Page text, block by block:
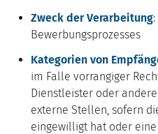
Zweck der Verarbeitung
Bewerbungsprozesses
Kategorien von
im Falle vorrangiger
Dienstleister oder
externe Stellen, sofern
eingewilligt hat oder